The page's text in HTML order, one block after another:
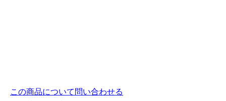
この商品について問い合わせる